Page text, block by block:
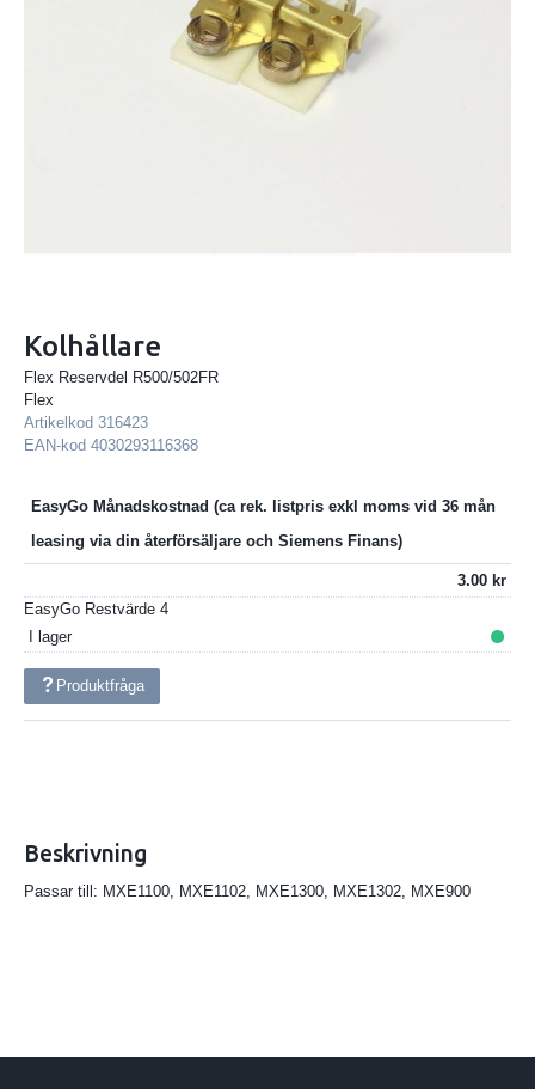
Kolhållare
Flex Reservdel R500/502FR
Flex
Artikelkod 316423
EAN-kod 4030293116368
EasyGo Månadskostnad
3.00
EasyGo Restvärde 4
I lager
Produktfråga
Beskrivning
Passar till: MXE1100, MXE1102, MXE1300, MXE1302, MXE900